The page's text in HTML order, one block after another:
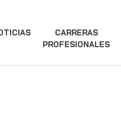
CARRERAS
PROFESIONALES